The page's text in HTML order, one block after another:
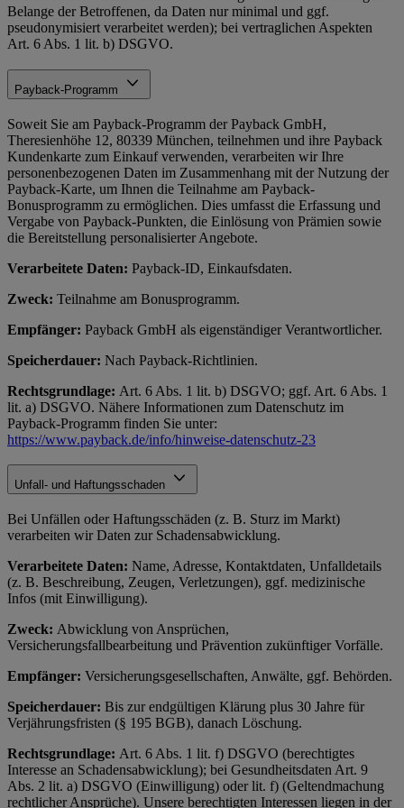
Belange der Betroffenen, da Daten nur minimal und ggf.
pseudonymisiert verarbeitet werden); bei vertraglichen Aspekten
Art. 6 Abs. 1 lit. b) DSGVO.
Payback-Programm
Soweit Sie am Payback-Programm der Payback GmbH,
Theresienhöhe 12, 80339 München, teilnehmen und ihre Payback
Kundenkarte zum Einkauf verwenden, verarbeiten wir Ihre
personenbezogenen Daten im Zusammenhang mit der Nutzung der
Payback-Karte, um Ihnen die Teilnahme am Payback-
Bonusprogramm zu ermöglichen. Dies umfasst die Erfassung und
Vergabe von Payback-Punkten, die Einlösung von Prämien sowie
die Bereitstellung personalisierter Angebote.
Verarbeitete Daten: Payback-ID, Einkaufsdaten.
Zweck: Teilnahme am Bonusprogramm.
Empfänger: Payback GmbH als eigenständiger Verantwortlicher.
Speicherdauer: Nach Payback-Richtlinien.
Rechtsgrundlage: Art. 6 Abs. 1 lit. b) DSGVO; ggf. Art. 6 Abs. 1
lit. a) DSGVO. Nähere Informationen zum Datenschutz im
Payback-Programm finden Sie unter:
https://www.payback.de/info/hinweise-datenschutz-23
Unfall- und Haftungsschaden
Bei Unfällen oder Haftungsschäden (z. B. Sturz im Markt)
verarbeiten wir Daten zur Schadensabwicklung.
Verarbeitete Daten: Name, Adresse, Kontaktdaten, Unfalldetails
(z. B. Beschreibung, Zeugen, Verletzungen), ggf. medizinische
Infos (mit Einwilligung).
Zweck: Abwicklung von Ansprüchen,
Versicherungsfallbearbeitung und Prävention zukünftiger Vorfälle.
Empfänger: Versicherungsgesellschaften, Anwälte, ggf. Behörden.
Speicherdauer: Bis zur endgültigen Klärung plus 30 Jahre für
Verjährungsfristen (§ 195 BGB), danach Löschung.
Rechtsgrundlage: Art. 6 Abs. 1 lit. f) DSGVO (berechtigtes
Interesse an Schadensabwicklung); bei Gesundheitsdaten Art. 9
Abs. 2 lit. a) DSGVO (Einwilligung) oder lit. f) (Geltendmachung
rechtlicher Ansprüche). Unsere berechtigten Interessen liegen in der